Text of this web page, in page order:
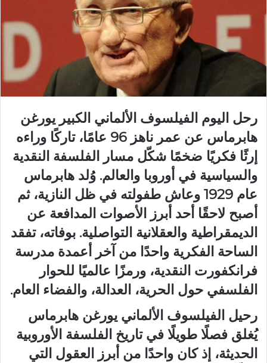
رحل اليوم الفيلسوف الألماني الكبير يورغن
هابرماس عن عمر ناهز 96 عامًا، تاركًا وراءه
إرثًا فكريًا ضخمًا شكّل مسار الفلسفة النقدية
والسياسية في أوروبا والعالم. وُلد هابرماس
عام 1929 وعاش طفولته في ظل النازية، ثم
أصبح لاحقًا أحد أبرز الأصوات المدافعة عن
الديمقراطية والعقلانية التواصلية. بوفاته، تفقد
الساحة الفكرية واحدًا من آخر أعمدة مدرسة
فرانكفورت النقدية، ورمزًا عالميًا للحوار
الفلسفي حول الحرية، العدالة، والفضاء العام.
رحيل الفيلسوف الألماني يورغن هابرماس
يُغلق فصلًا طويلًا في تاريخ الفلسفة الأوروبية
الحديثة، إذ كان واحدًا من أبرز العقول التي